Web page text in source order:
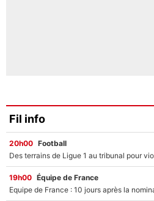
Fil info
20h00 Football
19h00 Équipe de France